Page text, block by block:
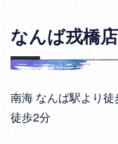
なんば戎橋
南海 なんば駅より
徒歩2分